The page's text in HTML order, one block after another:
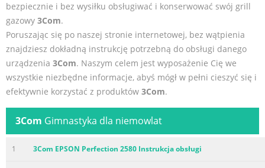
bezpiecznie i bez wysiłku obsługiwać i konserwować swój grill
gazowy 3Com.
Poruszając się po naszej stronie internetowej, bez wątpienia
znajdziesz dokładną instrukcję potrzebną do obsługi danego
urządzenia 3Com. Naszym celem jest wyposażenie Cię we
wszystkie niezbędne informacje, abyś mógł w pełni cieszyć się i
efektywnie korzystać z produktów 3Com.
3Com Gimnastyka dla niemowlat
1 3Com EPSON Perfection 2580 Instrukcja obsługi